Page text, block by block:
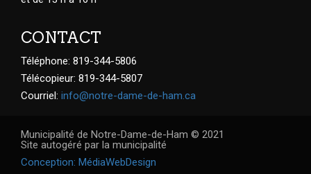
CONTACT
Téléphone: 819-344-5806
Télécopieur: 819-344-5807
Courriel: info@notre-dame-de-ham.ca
Municipalité de Notre-Dame-de-Ham © 2021
Site autogéré par la municipalité
Conception: MédiaWebDesign